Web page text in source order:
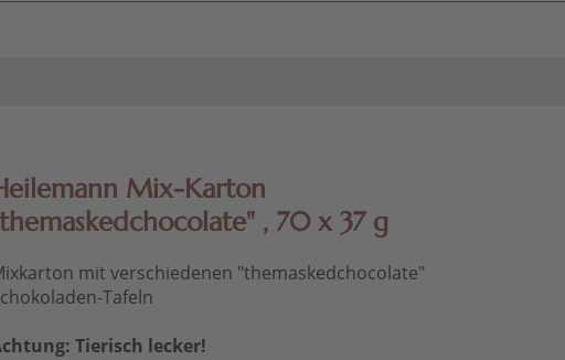
Mix-Karton
, 70 x 37 g
mit verschiedenen "themaskedchocolate"
Tafeln
Tierisch lecker!